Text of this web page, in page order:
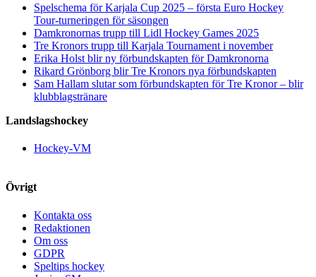
Spelschema för Karjala Cup 2025 – första Euro Hockey
Tour-turneringen för säsongen
Damkronornas trupp till Lidl Hockey Games 2025
Tre Kronors trupp till Karjala Tournament i november
Erika Holst blir ny förbundskapten för Damkronorna
Rikard Grönborg blir Tre Kronors nya förbundskapten
Sam Hallam slutar som förbundskapten för Tre Kronor – blir
klubblagstränare
Landslagshockey
Hockey-VM
Övrigt
Kontakta oss
Redaktionen
Om oss
GDPR
Speltips hockey